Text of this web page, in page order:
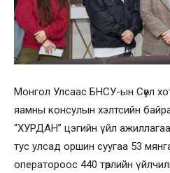
Монгол Улсаас БНСУ-ын Сөүл
яамны консулын хэлтсийн
“ХУРДАН” цэгийн үйл ажиллагааг
тус улсад оршин суугаа 53
оператороос 440 төрлийн